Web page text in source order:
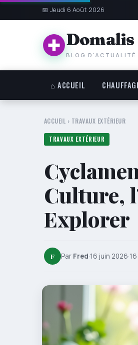
📅 Jeudi 6 Août 2026
Domalis
BLOG D'ACTUALITÉ
⌂ ACCUEIL
ACCUEIL › TRAVAUX EXTÉRIEUR
TRAVAUX EXTÉRIEUR
Culture,
Explorer
F Par Fred·16 juin 2026·